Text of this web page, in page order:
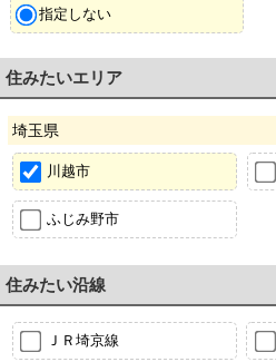
指定しない
住みたいエリア
埼玉県
川越市
ふじみ野市
住みたい沿線
ＪＲ埼京線